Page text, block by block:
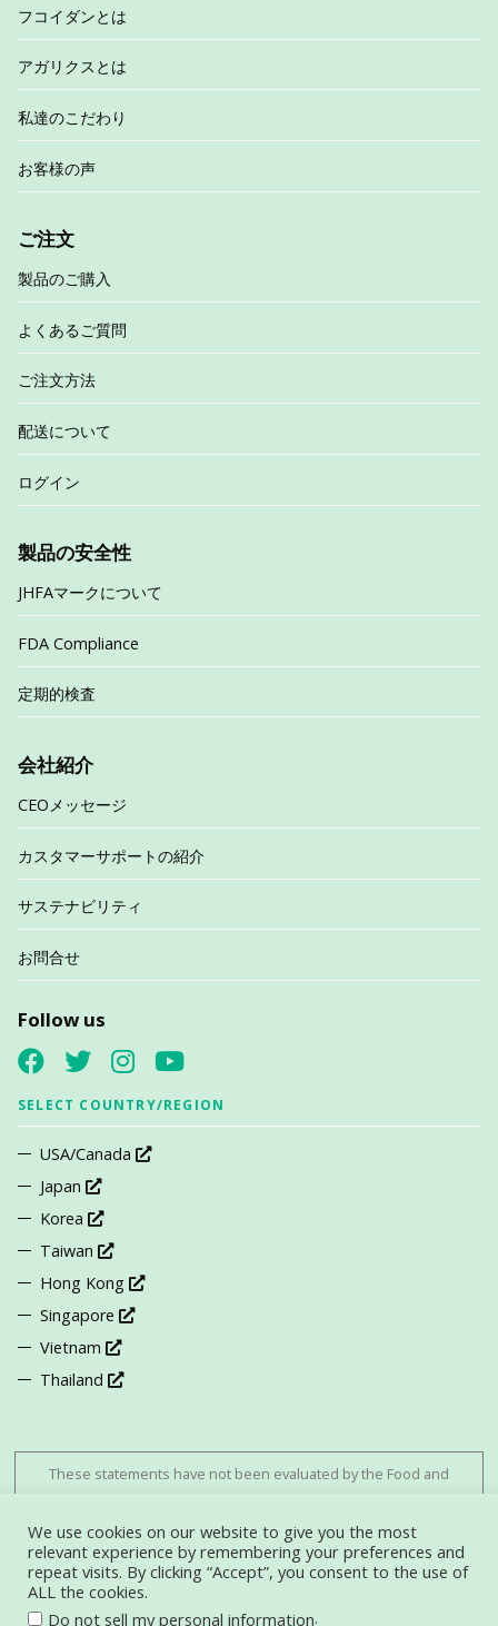
We use cookies on our website to give you the most
relevant experience by remembering your preferences and
repeat visits. By clicking “Accept”, you consent to the use of
ALL the cookies.
Do not sell my personal information.
フコイダンとは
アガリクスとは
私達のこだわり
お客様の声
ご注文
製品のご購入
よくあるご質問
ご注文方法
配送について
ログイン
製品の安全性
JHFAマークについて
FDA Compliance
定期的検査
会社紹介
CEOメッセージ
カスタマーサポートの紹介
サステナビリティ
お問合せ
Follow us
SELECT COUNTRY/REGION
USA/Canada
Japan
Korea
Taiwan
Hong Kong
Singapore
Vietnam
Thailand
These statements have not been evaluated by the Food and
treat, cure, or prevent any disease.
利用規約
プライバシーポリシー
© 2026 Fucoidan Umi No Shizuku